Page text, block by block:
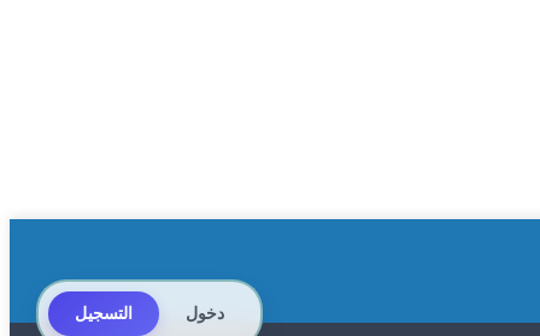
دخول التسجيل